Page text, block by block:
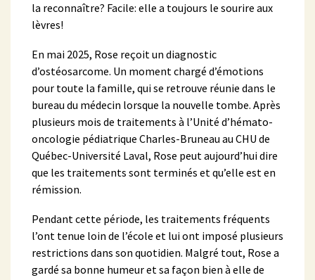
la reconnaître? Facile: elle a toujours le sourire aux
lèvres!
En mai 2025, Rose reçoit un diagnostic
d’ostéosarcome. Un moment chargé d’émotions
pour toute la famille, qui se retrouve réunie dans le
bureau du médecin lorsque la nouvelle tombe. Après
plusieurs mois de traitements à l’Unité d’hémato-
oncologie pédiatrique Charles-Bruneau au CHU de
Québec-Université Laval, Rose peut aujourd’hui dire
que les traitements sont terminés et qu’elle est en
rémission.
Pendant cette période, les traitements fréquents
l’ont tenue loin de l’école et lui ont imposé plusieurs
restrictions dans son quotidien. Malgré tout, Rose a
gardé sa bonne humeur et sa façon bien à elle de